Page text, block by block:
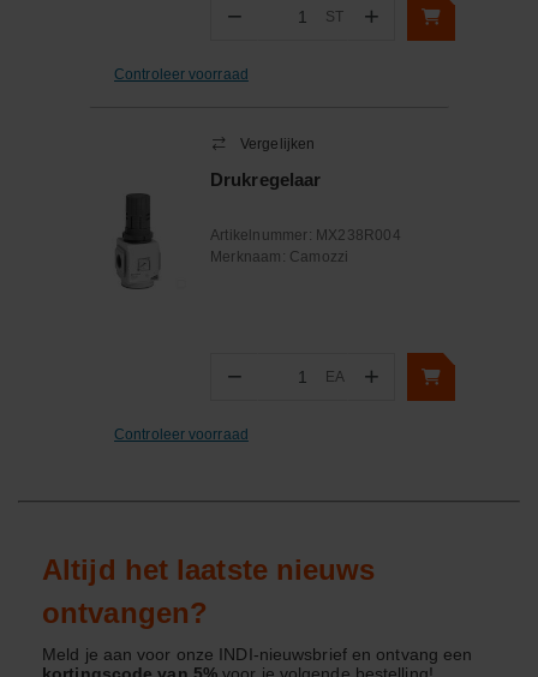
− Aantal
ST +
Controleer voorraad
Vergelijken
Drukregelaar
Artikelnummer: MX238R004
Merknaam: Camozzi
− Aantal
EA +
Controleer voorraad
Altijd het laatste nieuws
ontvangen?
Meld je aan voor onze INDI-nieuwsbrief en ontvang een